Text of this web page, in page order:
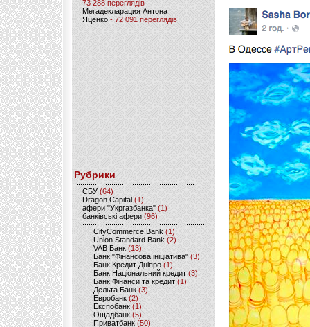
73 288 переглядів
Мегадекларация Антона
Яценко - 72 091 переглядів
Рубрики
CБУ (64)
Dragon Capital (1)
афери "Укргазбанка" (1)
банківські афери (96)
CityCommerce Bank (1)
Union Standard Bank (2)
VAB Банк (13)
Банк "Фінансова ініціатива" (3)
Банк Кредит Дніпро (1)
Банк Національний кредит (3)
Банк Фінанси та кредит (1)
Дельта Банк (3)
Евробанк(2)
Експобанк (1)
Ощадбанк(5)
Приватбанк (50)